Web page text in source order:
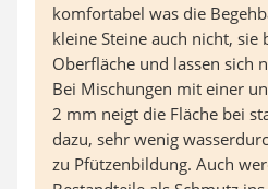
komfortabel was die
kleine Steine auch nicht, sie
Oberfläche und lassen sich
Bei Mischungen mit einer
2 mm neigt die Fläche bei
dazu, sehr wenig
zu Pfützenbildung. Auch